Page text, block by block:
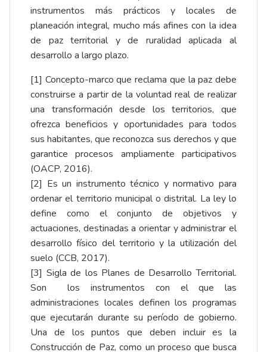
instrumentos más prácticos y locales de
planeación integral, mucho más afines con la idea
de paz territorial y de ruralidad aplicada al
desarrollo a largo plazo.
[1] Concepto-marco que reclama que la paz debe
construirse a partir de la voluntad real de realizar
una transformación desde los territorios, que
ofrezca beneficios y oportunidades para todos
sus habitantes, que reconozca sus derechos y que
garantice procesos ampliamente participativos
(OACP, 2016).
[2] Es un instrumento técnico y normativo para
ordenar el territorio municipal o distrital. La ley lo
define como el conjunto de objetivos y
actuaciones, destinadas a orientar y administrar el
desarrollo físico del territorio y la utilización del
suelo (CCB, 2017).
[3] Sigla de los Planes de Desarrollo Territorial.
Son los instrumentos con el que las
administraciones locales definen los programas
que ejecutarán durante su período de gobierno.
Una de los puntos que deben incluir es la
Construcción de Paz, como un proceso que busca